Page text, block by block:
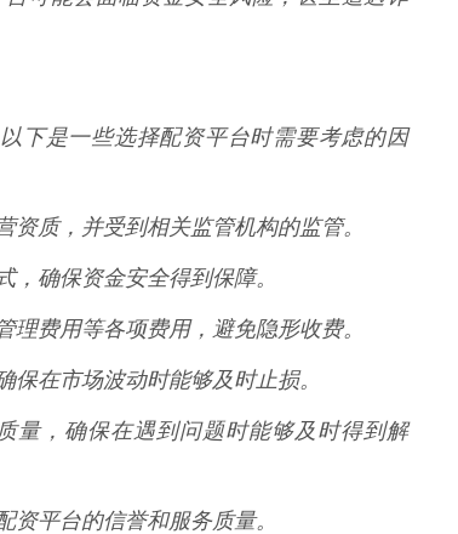
下是一些选择配资平台时需要考虑的因
质，并受到相关监管机构的监管。
确保资金安全得到保障。
费用等各项费用，避免隐形收费。
在市场波动时能够及时止损。
量，确保在遇到问题时能够及时得到解
平台的信誉和服务质量。